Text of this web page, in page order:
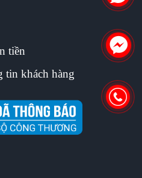
tiền
tin khách hàng